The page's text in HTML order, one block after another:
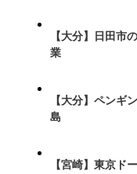
【大分】日田市
業
【大分】ペンギ
島
【宮崎】東京ド